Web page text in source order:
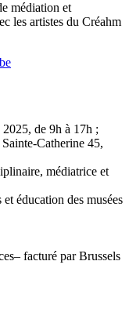
médiation et
les artistes du Créahm
de 9h à 17h ;
Catherine 45,
médiatrice et
éducation des musées
facturé par Brussels